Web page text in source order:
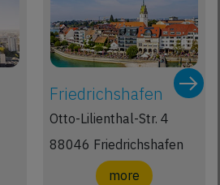
Friedrichshafen
Otto-Lilienthal-Str. 4
88046 Friedrichshafen
more